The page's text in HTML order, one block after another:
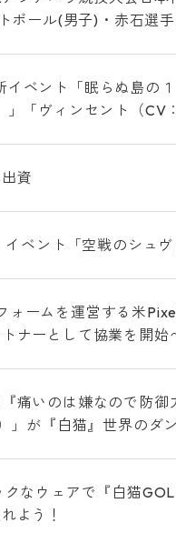
ボール(男子)・赤石選
イベント「眠らぬ島の
「ヴィンセント（CV
資
イベント「空戦のシュ
ームを運営する米
ナーとして協業を開始
痛いのは嫌なので防
が『白猫』世界のダ
なウェアで『白猫
よう！